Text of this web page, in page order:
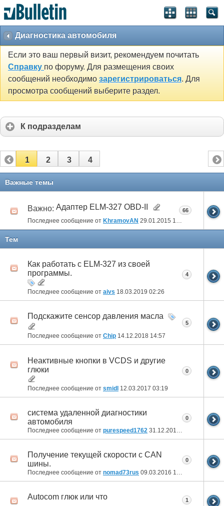
Диагностика автомобиля
Если это ваш первый визит, рекомендуем почитать
Справку по форуму. Для размещения своих
сообщений необходимо зарегистрироваться. Для
просмотра сообщений выберите раздел.
К подразделам
1 2 3 4
Важные темы
Важно: Адаптер ELM-327 OBD-II
Последнее сообщение от KhramovAN 29.01.2015 17:04
66
Тем
Как работать с ELM-327 из своей
программы.
Последнее сообщение от aivs 18.03.2019 02:26
4
Подскажите сенсор давления масла
Последнее сообщение от Chip 14.12.2018 14:57
5
Неактивные кнопки в VCDS и другие
глюки
Последнее сообщение от smidl 12.03.2017 03:19
0
система удаленной диагностики
автомобиля
Последнее сообщение от purespeed1762 31.12.2016
0
Получение текущей скорости с CAN
шины.
Последнее сообщение от nomad73rus 09.03.2016 15:06
0
Autocom глюк или что 1